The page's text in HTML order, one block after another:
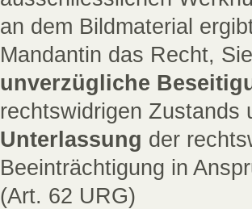
an dem Bildmaterial
Mandantin das Recht,
unverzügliche
rechtswidrigen Zustands
Unterlassung der
Beeinträchtigung in
(Art. 62 URG)